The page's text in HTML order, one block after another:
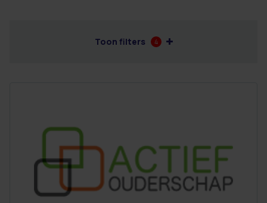
Toon filters 4